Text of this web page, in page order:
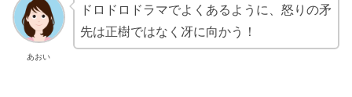
あおい
ドロドロドラマでよくあるように、怒りの矛
先は正樹ではなく冴に向かう！